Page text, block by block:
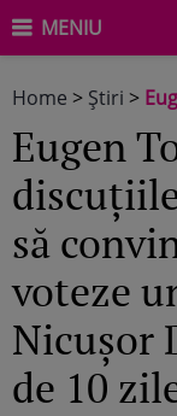
MENIU
Home > Știri > Eugen
Eugen
să
voteze
Nicușor
de 10